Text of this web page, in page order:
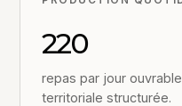
220
repas par jour
territoriale structurée.